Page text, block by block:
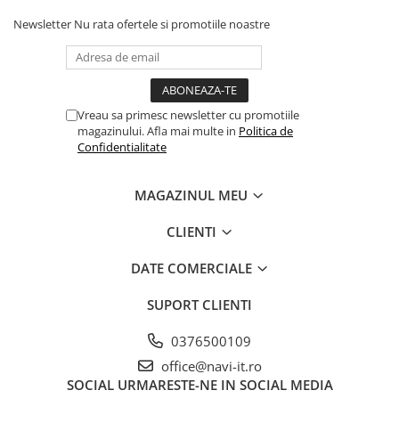
Newsletter Nu rata ofertele si promotiile noastre
Vreau sa primesc newsletter cu promotiile
magazinului. Afla mai multe in Politica de
Confidentialitate
MAGAZINUL MEU
CLIENTI
DATE COMERCIALE
SUPORT CLIENTI
0376500109
office@navi-it.ro
SOCIAL URMARESTE-NE IN SOCIAL MEDIA